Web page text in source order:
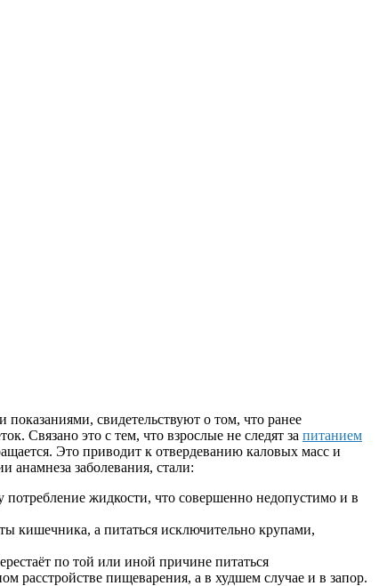
свидетельствуют о том, что ранее
Связано это с тем, что взрослые не следят за питанием
Это приводит к отвердеванию каловых масс и
заболевания, стали:
жидкости, что совершенно недопустимо и в
кишечника, а питаться исключительно крупами,
по той или иной причине питаться
расстройстве пищеварения, а в худшем случае и в запор.